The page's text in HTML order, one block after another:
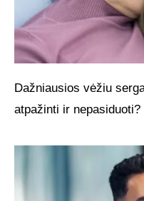
Dažniausios vėžiu
atpažinti ir nepasiduoti?